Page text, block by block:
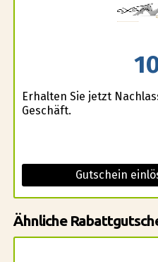
Erhalten Sie jetzt
Geschäft.
Gutschein
Ähnliche